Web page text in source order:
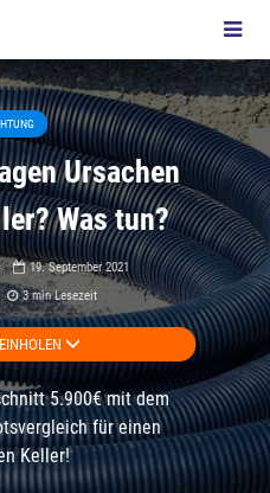
Ursachen
Was tun?
19. September 2021
3 min Lesezeit
5.900€ mit dem
für einen
Keller!